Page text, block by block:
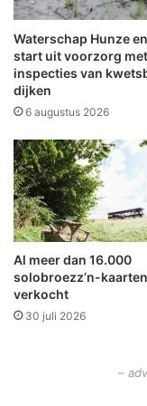
r
k
l
a
a
i
n
N
i
e
u
w
o
l
d
k
e
e
r
w
e
e
n
s
w
e
r
k
z
a
a
Waterschap Hunze en
start uit voorzorg met
inspecties van
dijken
6 augustus 2026
Al meer dan 16.000
solobroezz’n-kaarten
verkocht
30 juli 2026
–